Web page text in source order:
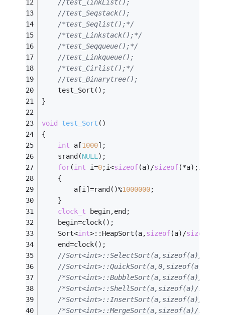
//test_linkList();
//test_Seqstack();
/*test_Seqlist();*/
/*test_Linkstack();*/
/*test_Seqqueue();*/
//test_Linkqueue();
/*test_Cirlist();*/
//test_Binarytree();
	test_Sort();
}
void test_Sort ()
{
int a[1000];
	srand(
NULL );
for(int i=0;i<sizeof(a)/sizeof(*a);i++)
	{
		a[i]=rand()%
1000000;
	}
clock_t begin,end;
	begin=clock();
	Sort<
int>::HeapSort(a,sizeof(a)/sizeof
	end=clock();
//Sort<int>::SelectSort(a,sizeof(a)/
//Sort<int>::QuickSort(a,0,sizeof(a)/
/*Sort<int>::BubbleSort(a,sizeof(a)/
/*Sort<int>::ShellSort(a,sizeof(a)/
/*Sort<int>::InsertSort(a,sizeof(a)/
/*Sort<int>::MergeSort(a,sizeof(a)/